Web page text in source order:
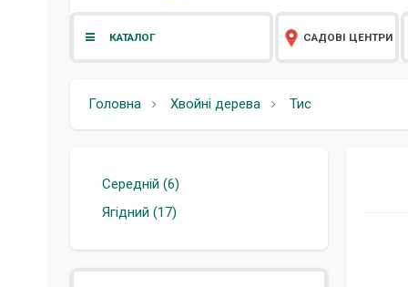
КАТАЛОГ САДОВІ ЦЕНТРИ
Головна Хвойні дерева Тис
Середній (6)
Ягідний (17)